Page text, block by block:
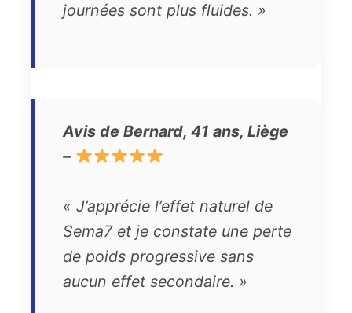
journées sont plus fluides. »
Avis de Bernard, 41 ans, Liège
–
« J’apprécie l’effet naturel de
Sema7 et je constate une perte
de poids progressive sans
aucun effet secondaire. »